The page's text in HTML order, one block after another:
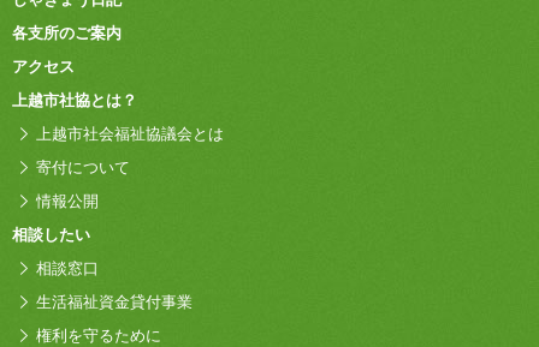
各支所のご案内
アクセス
上越市社協とは？
上越市社会福祉協議会とは
寄付について
情報公開
相談したい
相談窓口
生活福祉資金貸付事業
権利を守るために